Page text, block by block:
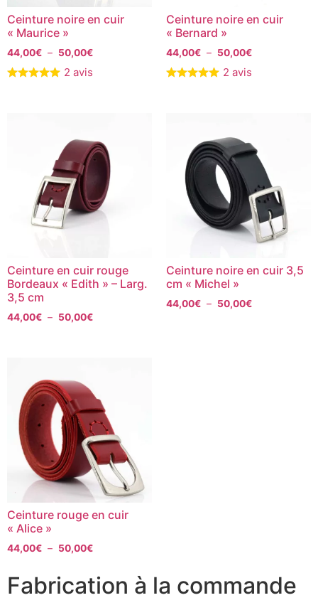
Ceinture noire en cuir
« Maurice »
44,00€ – 50,00€
2 avis
Ceinture noire en cuir
« Bernard »
44,00€ – 50,00€
2 avis
Ceinture en cuir rouge
Bordeaux « Edith » – Larg.
3,5 cm
44,00€ – 50,00€
Ceinture noire en cuir 3,5
cm « Michel »
44,00€ – 50,00€
Ceinture rouge en cuir
« Alice »
44,00€ – 50,00€
Fabrication à la commande